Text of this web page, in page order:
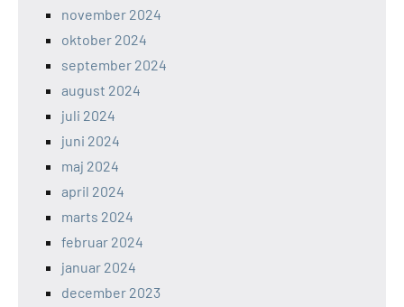
november 2024
oktober 2024
september 2024
august 2024
juli 2024
juni 2024
maj 2024
april 2024
marts 2024
februar 2024
januar 2024
december 2023